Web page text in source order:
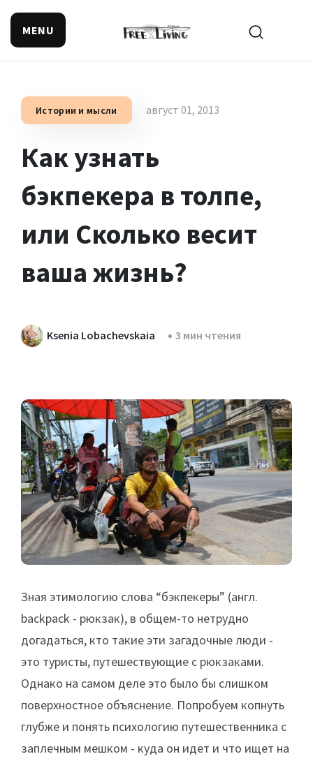
MENU
Истории и мысли август 01, 2013
Как узнать
бэкпекера в толпе,
или Сколько весит
ваша жизнь?
Ksenia Lobachevskaia 3 мин чтения
Зная этимологию слова “бэкпекеры” (англ.
backpack - рюкзак), в общем-то нетрудно
догадаться, кто такие эти загадочные люди -
это туристы, путешествующие с рюкзаками.
Однако на самом деле это было бы слишком
поверхностное объяснение. Попробуем копнуть
глубже и понять психологию путешественника с
заплечным мешком - куда он идет и что ищет на